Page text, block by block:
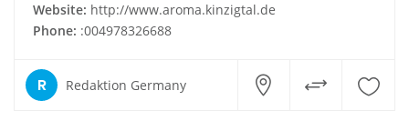
Website: http://www.aroma.kinzigtal.de
Phone: :004978326688
R Redaktion Germany